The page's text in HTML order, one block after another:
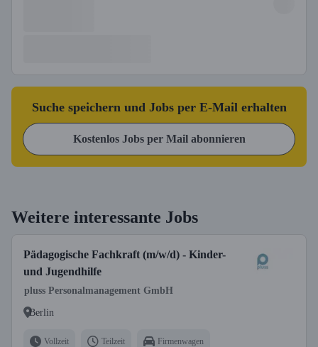
Suche speichern und Jobs per E-Mail erhalten
Kostenlos Jobs per Mail abonnieren
Weitere interessante Jobs
Pädagogische Fachkraft (m/w/d) - Kinder-
und Jugendhilfe
pluss Personalmanagement GmbH
Berlin
Vollzeit Teilzeit Firmenwagen